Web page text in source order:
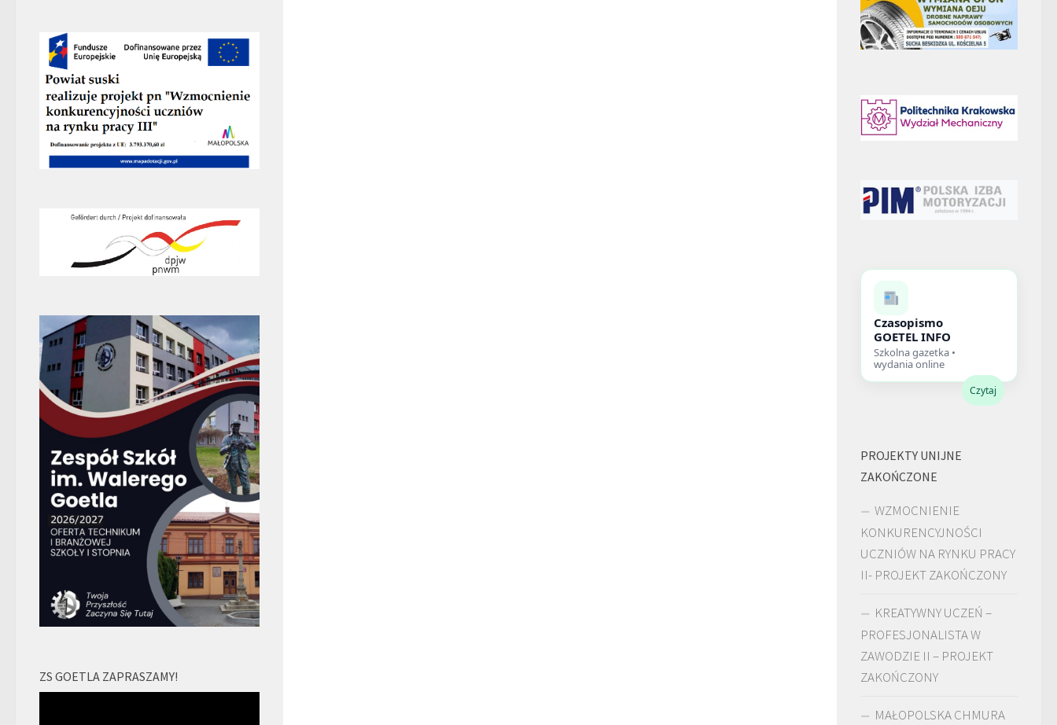
ZS GOETLA ZAPRASZAMY!
Czasopismo
GOETEL INFO
Szkolna gazetka •
wydania online
Czytaj
PROJEKTY UNIJNE
ZAKOŃCZONE
WZMOCNIENIE
KONKURENCYJNOŚCI
UCZNIÓW NA RYNKU PRACY
II- PROJEKT ZAKOŃCZONY
KREATYWNY UCZEŃ –
PROFESJONALISTA W
ZAWODZIE II – PROJEKT
ZAKOŃCZONY
MAŁOPOLSKA CHMURA